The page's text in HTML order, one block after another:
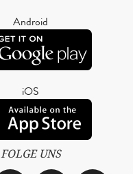
Android
iOS
FOLGE UNS